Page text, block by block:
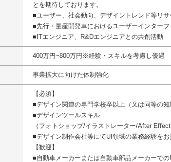
とを期待しております。
■ユーザー、社会動向、デザイントレンド等リ
■先行・量産開発車におけるユーザーインター
■ITエンジニア、R&Dエンジニアとの共創活動
400万円~800万円※経験・スキルを考慮し優遇
事業拡大に向けた体制強化
【必須】
■デザイン関連の専門学校卒以上（又は同等の知
■デザインツールスキル
（フォトショップ/イラストレーター/After
■デザイン制作会社等にてUI領域の業務経験を
【歓迎】
■自動車メーカーまたは自動車部品メーカーで